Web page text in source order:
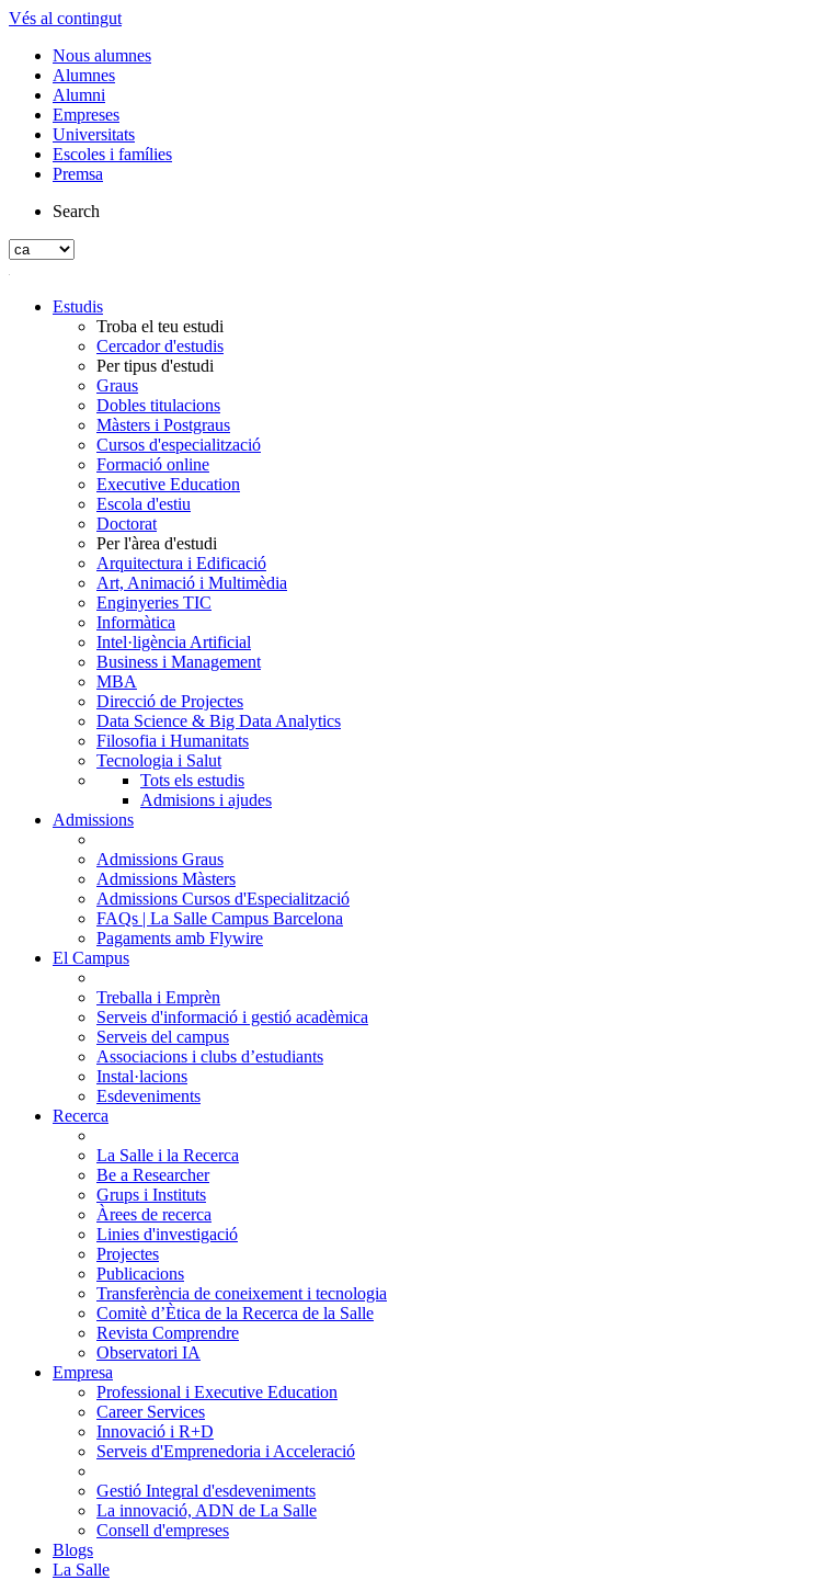
Vés al contingut
Nous alumnes
Alumnes
Alumni
Empreses
Universitats
Escoles i famílies
Premsa
Search
Estudis
Troba el teu estudi
Cercador d'estudis
Per tipus d'estudi
Graus
Dobles titulacions
Màsters i Postgraus
Cursos d'especialització
Formació online
Executive Education
Escola d'estiu
Doctorat
Per l'àrea d'estudi
Arquitectura i Edificació
Art, Animació i Multimèdia
Enginyeries TIC
Informàtica
Intel·ligència Artificial
Business i Management
MBA
Direcció de Projectes
Data Science & Big Data Analytics
Filosofia i Humanitats
Tecnologia i Salut
Tots els estudis
Admisions i ajudes
Admissions
Admissions Graus
Admissions Màsters
Admissions Cursos d'Especialització
FAQs | La Salle Campus Barcelona
Pagaments amb Flywire
El Campus
Treballa i Emprèn
Serveis d'informació i gestió acadèmica
Serveis del campus
Associacions i clubs d’estudiants
Instal·lacions
Esdeveniments
Recerca
La Salle i la Recerca
Be a Researcher
Grups i Instituts
Àrees de recerca
Linies d'investigació
Projectes
Publicacions
Transferència de coneixement i tecnologia
Comitè d’Ètica de la Recerca de la Salle
Revista Comprendre
Observatori IA
Empresa
Professional i Executive Education
Career Services
Innovació i R+D
Serveis d'Emprenedoria i Acceleració
Gestió Integral d'esdeveniments
La innovació, ADN de La Salle
Consell d'empreses
Blogs
La Salle